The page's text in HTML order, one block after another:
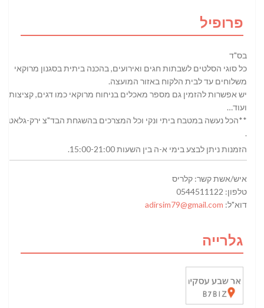
פרופיל
בס"ד
כל סוגי הסלטים לשבתות חגים ואירועים, בהכנה ביתית בסגנון מרוקאי
משלוחים עד לבית הלקוח באזור המועצה.
יש אפשרות להזמין גם מספר מאכלים בניחוח מרוקאי כמו דגים, קציצות
ועוד…
**הכל נעשה במטבח ביתי ונקי וכל המצרכים בהשגחת הבד"צ ירק-גלאט
.
הזמנות ניתן לבצע בימי א-ה בין השעות 15:00-21:00.
איש/אשת קשר: קלריס
טלפון: 0544511122
דוא"ל: adirsim79@gmail.com
גלרייה